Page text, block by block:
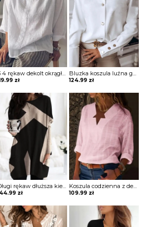
3 4 rękaw dekolt okrągły luźna jednolita bez wzoru boho casual na co dzień koszulka top bluzka Molli
zł
Bluzka koszula luźna guziki lekki V dekolt długie proste rękawy mankiet Zoulfia
124.99 zł
Długi rękaw dłuższa kieszenie geometryczny wzór do pracy na co dzień wygodna sweter bluza Daisie
zł
Koszula codzienna z dekoltem w kształcie gwiazdy bluzka Oscarina
109.99 zł